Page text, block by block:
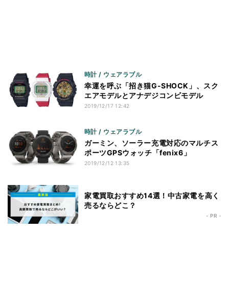
時計 / ウェアラブル
幸運を呼ぶ「招き猫G-SHOCK」、スク
エアモデルとアナデジコンビモデル
2019/12/17 12:42
時計 / ウェアラブル
ガーミン、ソーラー充電対応のマルチス
ポーツGPSウォッチ「fenix6」
2019/12/12 13:35
家電買取おすすめ14選！中古家電を高く
売るならどこ？
- PR -